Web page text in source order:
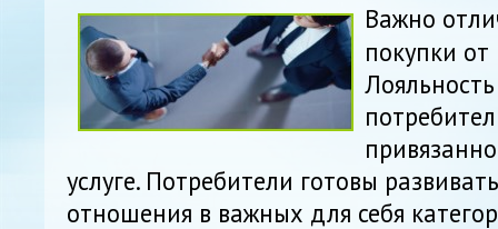
Важно
покупки
услуге. Потребители готовы
отношения в важных для себя